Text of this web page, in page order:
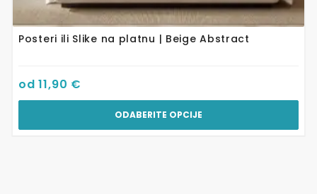
Posteri ili Slike na platnu | Beige Abstract
od11,90 €
ODABERITE OPCIJE